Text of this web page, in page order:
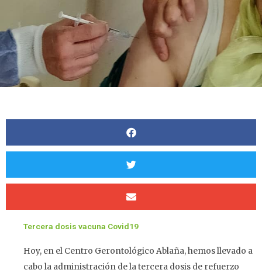
Tercera dosis vacuna Covid19
Hoy, en el Centro Gerontológico Ablaña, hemos llevado a
cabo la administración de la tercera dosis de refuerzo